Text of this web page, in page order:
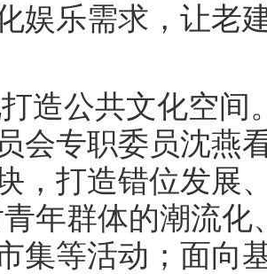
娱乐需求，让老
造公共文化空间
会专职委员沈燕
，打造错位发展
青年群体的潮流
集等活动；面向